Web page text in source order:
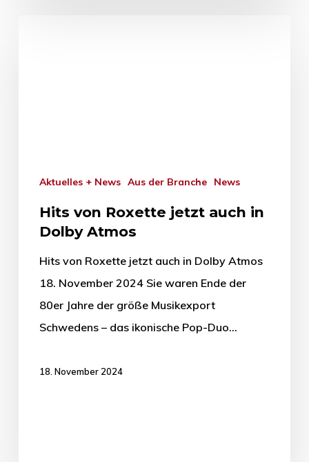
Aktuelles + News Aus der Branche News
Hits von Roxette jetzt auch in
Dolby Atmos
Hits von Roxette jetzt auch in Dolby Atmos
18. November 2024 Sie waren Ende der
80er Jahre der größe Musikexport
Schwedens – das ikonische Pop-Duo…
18. November 2024